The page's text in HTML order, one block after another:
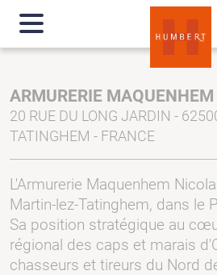
ARMURERIE
20 RUE DU LONG JARDIN -
TATINGHEM - FRANCE
L'Armurerie Maquenhem
Martin-lez-Tatinghem, dans le
Sa position stratégique au
régional des caps et marais
chasseurs et tireurs du Nord